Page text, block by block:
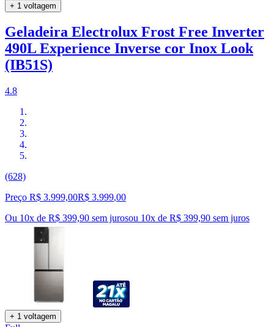
+ 1 voltagem
Geladeira Electrolux Frost Free Inverter
490L Experience Inverse cor Inox Look
(IB51S)
4.8
(628)
Preço R$ 3.999,00R$ 3.999,00
Ou 10x de R$ 399,90 sem jurosou 10x de R$ 399,90 sem juros
+ 1 voltagem